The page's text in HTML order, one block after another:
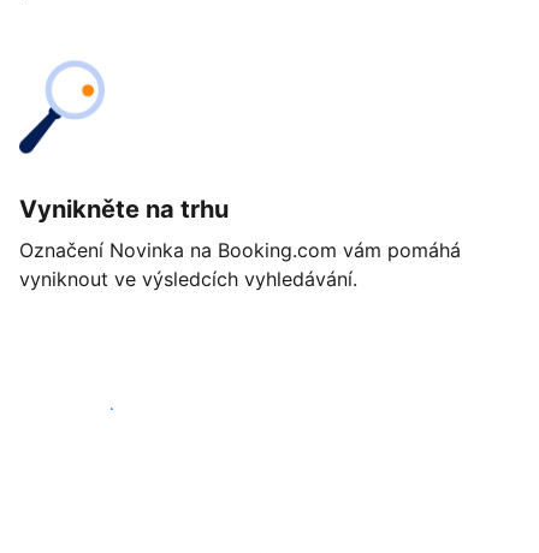
Vynikněte na trhu
Označení Novinka na Booking.com vám pomáhá
vyniknout ve výsledcích vyhledávání.
Začít ještě dnes